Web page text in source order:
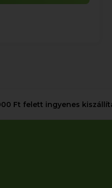
Ft felett ingyenes